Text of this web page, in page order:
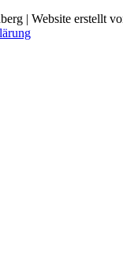
| Website erstellt